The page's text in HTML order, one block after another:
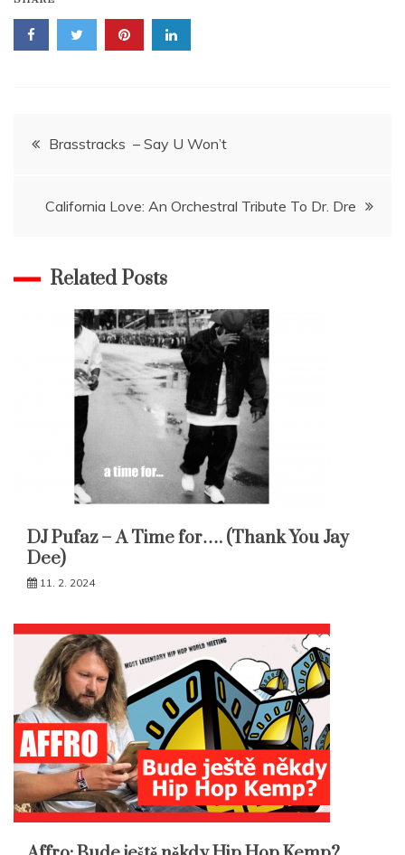
Navigace
Brasstracks – Say U Won’t
California Love: An Orchestral Tribute To Dr. Dre
Related Posts
DJ Pufaz – A Time for…. (Thank You Jay
Dee)
11. 2. 2024